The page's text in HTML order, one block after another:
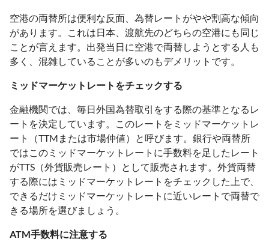
空港の両替所は便利な反面、為替レートがやや割高な傾向
があります。これは日本、渡航先のどちらの空港にも同じ
ことが言えます。出発当日に空港で両替しようとする人も
多く、混雑していることが多いのもデメリットです。
ミッドマーケットレートをチェックする
金融機関では、毎日外国為替取引をする際の基準となるレ
ートを決定しています。このレートをミッドマーケットレ
ート（TTMまたは市場仲値）と呼びます。銀行や両替所
ではこのミッドマーケットレートに手数料を足したレート
がTTS（外貨販売レート）として販売されます。外貨両替
する際にはミッドマーケットレートをチェックした上で、
できるだけミッドマーケットレートに近いレートで両替で
きる場所を選びましょう。
ATM手数料に注意する